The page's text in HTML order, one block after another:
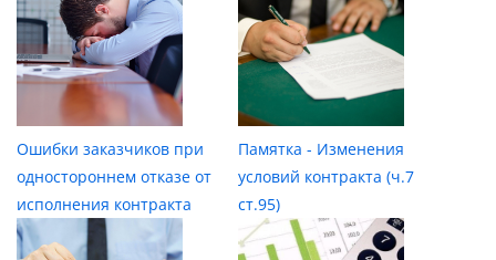
Ошибки заказчиков при
одностороннем отказе от
исполнения контракта
Памятка - Изменения
условий контракта (ч.7
ст.95)